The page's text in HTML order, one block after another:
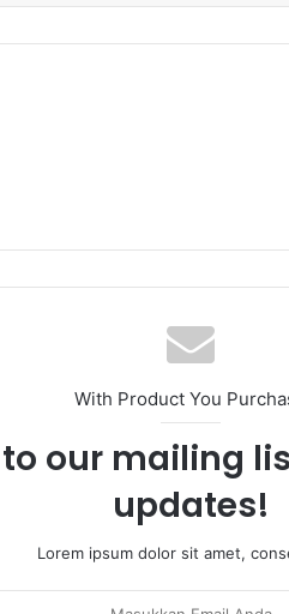
With Product You
our mailing
updates!
Lorem ipsum dolor sit amet,